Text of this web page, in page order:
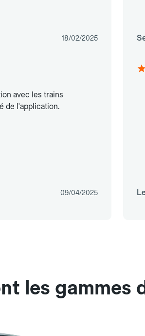
18/02/2025
avec les trains
de l'application.
09/04/2025
les gammes